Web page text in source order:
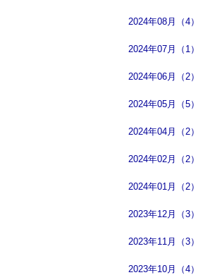
2024年08月（4）
2024年07月（1）
2024年06月（2）
2024年05月（5）
2024年04月（2）
2024年02月（2）
2024年01月（2）
2023年12月（3）
2023年11月（3）
2023年10月（4）